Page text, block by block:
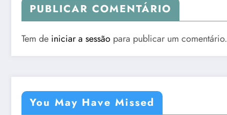
PUBLICAR COMENTÁRIO
Tem de iniciar a sessão para publicar um comentário.
You May Have Missed